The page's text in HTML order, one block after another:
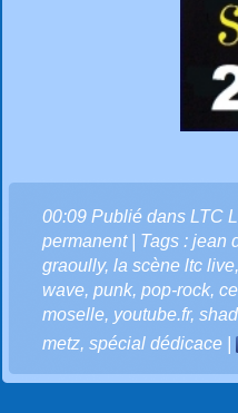
00:09 Publié dans LTC
permanent| Tags : jean
graoully, la scène ltc live
wave, punk, pop-rock,
moselle, youtube.fr,
metz, spécial dédicace